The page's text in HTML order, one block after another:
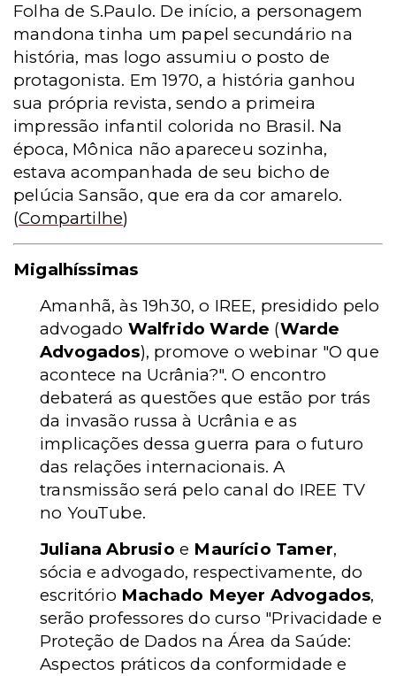
Folha de S.Paulo. De início, a personagem
mandona tinha um papel secundário na
história, mas logo assumiu o posto de
protagonista. Em 1970, a história ganhou
sua própria revista, sendo a primeira
impressão infantil colorida no Brasil. Na
época, Mônica não apareceu sozinha,
estava acompanhada de seu bicho de
pelúcia Sansão, que era da cor amarelo.
(Compartilhe)
Migalhíssimas
Amanhã, às 19h30, o IREE, presidido pelo
advogado Walfrido Warde (Warde
Advogados), promove o webinar "O que
acontece na Ucrânia?". O encontro
debaterá as questões que estão por trás
da invasão russa à Ucrânia e as
implicações dessa guerra para o futuro
das relações internacionais. A
transmissão será pelo canal do IREE TV
no YouTube.
Juliana Abrusio e Maurício Tamer,
sócia e advogado, respectivamente, do
escritório Machado Meyer Advogados,
serão professores do curso "Privacidade e
Proteção de Dados na Área da Saúde:
Aspectos práticos da conformidade e